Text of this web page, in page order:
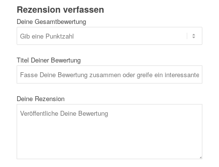
Rezension verfassen
Deine Gesamtbewertung
Titel Deiner Bewertung
Deine Rezension